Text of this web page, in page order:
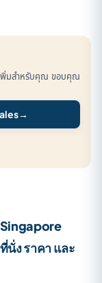
เพิ่มสำหรับคุณ ขอบคุณ
→
นั่ง ราคา และ